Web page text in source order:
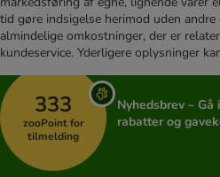
tid gøre indsigelse herimod uden
almindelige omkostninger, der er
kundeservice. Yderligere oplysninger
333
zooPoint for
tilmelding
Nyhedsbrev –
rabatter og